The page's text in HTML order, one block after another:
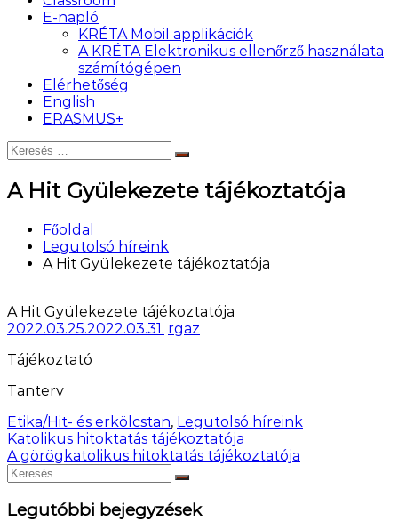
E-napló
KRÉTA Mobil applikációk
A KRÉTA Elektronikus ellenőrző használata
számítógépen
Elérhetőség
English
ERASMUS+
Keresés:
Keresés
A Hit Gyülekezete tájékoztatója
Főoldal
Legutolsó híreink
A Hit Gyülekezete tájékoztatója
A Hit Gyülekezete tájékoztatója
2022.03.25.2022.03.31. rgaz
Tájékoztató
Tanterv
Etika/Hit- és erkölcstan, Legutolsó híreink
Bejegyzés
navigáció
Katolikus hitoktatás tájékoztatója
A görögkatolikus hitoktatás tájékoztatója
Keresés:
Keresés
Legutóbbi bejegyzések